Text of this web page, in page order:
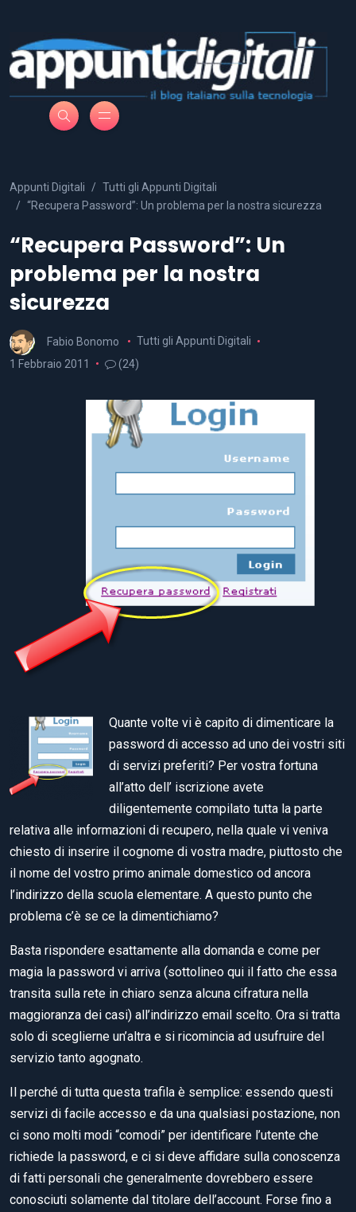
Appunti Digitali
Tutti gli Appunti Digitali
“Recupera Password”: Un problema per la nostra sicurezza
“Recupera Password”: Un
problema per la nostra
sicurezza
Fabio Bonomo
Tutti gli Appunti Digitali
1 Febbraio 2011
(24)
Quante volte vi è capito di dimenticare la
password di accesso ad uno dei vostri siti
di servizi preferiti? Per vostra fortuna
all’atto dell’ iscrizione avete
diligentemente compilato tutta la parte
relativa alle informazioni di recupero, nella quale vi veniva
chiesto di inserire il cognome di vostra madre, piuttosto che
il nome del vostro primo animale domestico od ancora
l’indirizzo della scuola elementare. A questo punto che
problema c’è se ce la dimentichiamo?
Basta rispondere esattamente alla domanda e come per
magia la password vi arriva (sottolineo qui il fatto che essa
transita sulla rete in chiaro senza alcuna cifratura nella
maggioranza dei casi) all’indirizzo email scelto. Ora si tratta
solo di sceglierne un’altra e si ricomincia ad usufruire del
servizio tanto agognato.
Il perché di tutta questa trafila è semplice: essendo questi
servizi di facile accesso e da una qualsiasi postazione, non
ci sono molti modi “comodi” per identificare l’utente che
richiede la password, e ci si deve affidare sulla conoscenza
di fatti personali che generalmente dovrebbero essere
conosciuti solamente dal titolare dell’account. Forse fino a